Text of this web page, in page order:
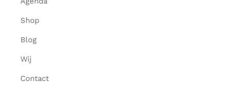
Shop
Blog
Wij
Contact